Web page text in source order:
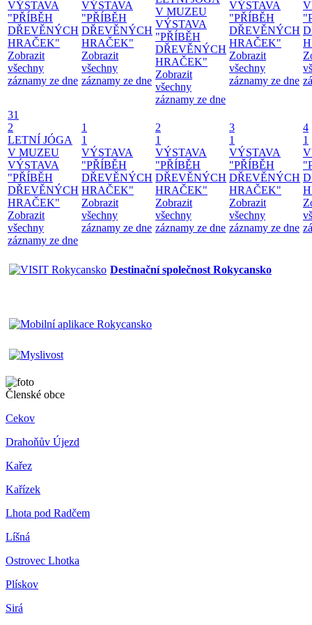
VÝSTAVA
"PŘÍBĚH
DŘEVĚNÝCH
HRAČEK"
Zobrazit
všechny
záznamy ze dne
VÝSTAVA
"PŘÍBĚH
DŘEVĚNÝCH
HRAČEK"
Zobrazit
všechny
záznamy ze dne
V MUZEU
VÝSTAVA
"PŘÍBĚH
DŘEVĚNÝCH
HRAČEK"
Zobrazit
všechny
záznamy ze dne
VÝSTAVA
"PŘÍBĚH
DŘEVĚNÝCH
HRAČEK"
Zobrazit
všechny
záznamy ze dne
31
2
LETNÍ JÓGA
V MUZEU
VÝSTAVA
"PŘÍBĚH
DŘEVĚNÝCH
HRAČEK"
Zobrazit
všechny
záznamy ze dne
1
1
VÝSTAVA
"PŘÍBĚH
DŘEVĚNÝCH
HRAČEK"
Zobrazit
všechny
záznamy ze dne
2
1
VÝSTAVA
"PŘÍBĚH
DŘEVĚNÝCH
HRAČEK"
Zobrazit
všechny
záznamy ze dne
3
1
VÝSTAVA
"PŘÍBĚH
DŘEVĚNÝCH
HRAČEK"
Zobrazit
všechny
záznamy ze dne
4
1
Destinační společnost Rokycansko
Členské obce
Cekov
Drahoňův Újezd
Kařez
Kařízek
Lhota pod Radčem
Líšná
Ostrovec Lhotka
Plískov
Sirá